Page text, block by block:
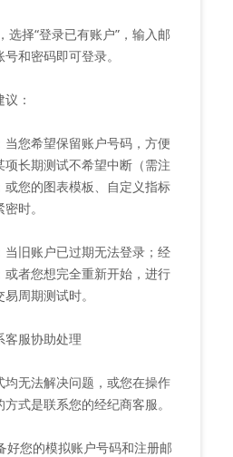
择“登录已有账户”，输入邮
和密码即可登录。
：
您希望保留账户号码，方便
长期测试不希望中断（需注
您的图表模板、自定义指标
时。
旧账户已过期无法登录；经
者您想完全重新开始，进行
周期测试时。
服协助处理
无法解决问题，或您在操作
式是联系您的经纪商客服。
您的模拟账户号码和注册邮